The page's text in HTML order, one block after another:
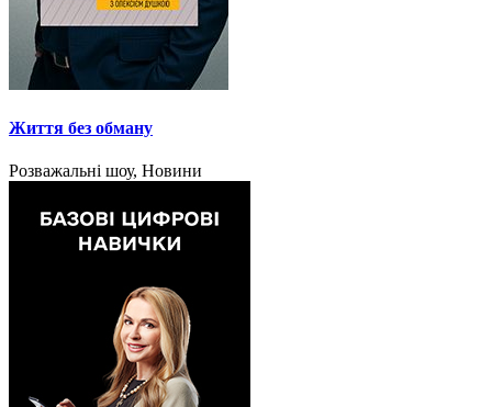
Життя без обману
Розважальні шоу, Новини